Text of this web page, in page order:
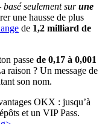
basé seulement surune
une hausse de plus
de 1,2 milliard de
passe de 0,17 à 0,001
raison ? Un message de
son nom.
OKX : jusqu’à
et un VIP Pass.